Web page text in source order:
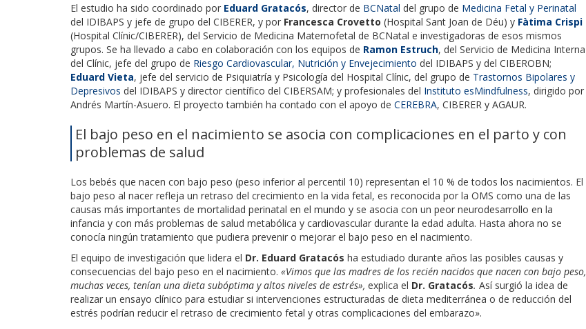
El estudio ha sido coordinado por Eduard Gratacós, director de BCNatal del grupo de Medicina Fetal y Perinatal
del IDIBAPS y jefe de grupo del CIBERER, y por Francesca Crovetto (Hospital Sant Joan de Déu) y Fàtima Crispi
(Hospital Clínic/CIBERER), del Servicio de Medicina Maternofetal de BCNatal e investigadoras de esos mismos
grupos. Se ha llevado a cabo en colaboración con los equipos de Ramon Estruch, del Servicio de Medicina Interna
del Clínic, jefe del grupo de Riesgo Cardiovascular, Nutrición y Envejecimiento del IDIBAPS y del CIBEROBN;
Eduard Vieta, jefe del servicio de Psiquiatría y Psicología del Hospital Clínic, del grupo de Trastornos Bipolares y
Depresivos del IDIBAPS y director científico del CIBERSAM; y profesionales del Instituto esMindfulness, dirigido por
Andrés Martín-Asuero. El proyecto también ha contado con el apoyo de CEREBRA, CIBERER y AGAUR.
El bajo peso en el nacimiento se asocia con complicaciones en el parto y con
problemas de salud
Los bebés que nacen con bajo peso (peso inferior al percentil 10) representan el 10 % de todos los nacimientos. El
bajo peso al nacer refleja un retraso del crecimiento en la vida fetal, es reconocida por la OMS como una de las
causas más importantes de mortalidad perinatal en el mundo y se asocia con un peor neurodesarrollo en la
infancia y con más problemas de salud metabólica y cardiovascular durante la edad adulta. Hasta ahora no se
conocía ningún tratamiento que pudiera prevenir o mejorar el bajo peso en el nacimiento.
El equipo de investigación que lidera el Dr. Eduard Gratacós ha estudiado durante años las posibles causas y
consecuencias del bajo peso en el nacimiento. «Vimos que las madres de los recién nacidos que nacen con bajo peso,
muchas veces, tenían una dieta subóptima y altos niveles de estrés», explica el Dr. Gratacós. Así surgió la idea de
realizar un ensayo clínico para estudiar si intervenciones estructuradas de dieta mediterránea o de reducción del
estrés podrían reducir el retraso de crecimiento fetal y otras complicaciones del embarazo».